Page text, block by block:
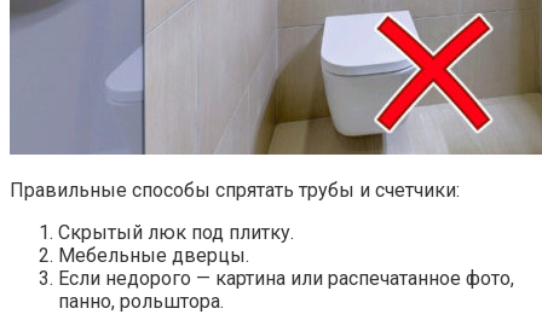
Правильные способы спрятать трубы и счетчики:
Скрытый люк под плитку.
Мебельные дверцы.
Если недорого — картина или распечатанное фото,
панно, рольштора.